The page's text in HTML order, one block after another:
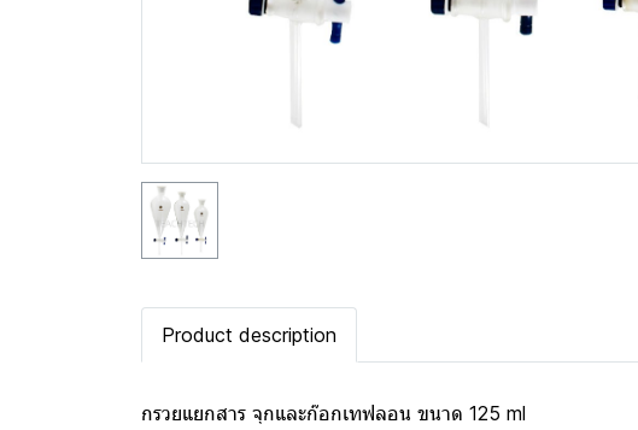
Product description
กรวยแยกสาร จุกและก๊อกเทฟลอน ขนาด 125 ml